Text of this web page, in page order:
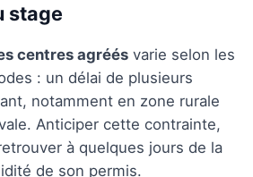
stage
centres agréés varie selon les
: un délai de plusieurs
notamment en zone rurale
Anticiper cette contrainte,
à quelques jours de la
de son permis.